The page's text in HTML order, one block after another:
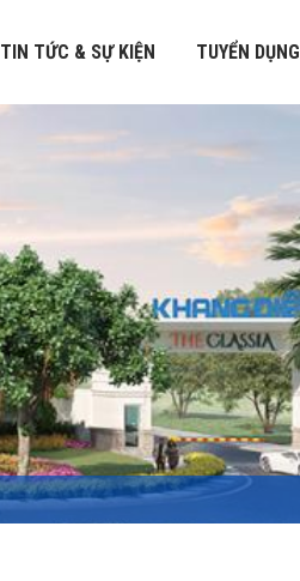
TIN TỨC & SỰ KIỆN TUYỂN DỤNG